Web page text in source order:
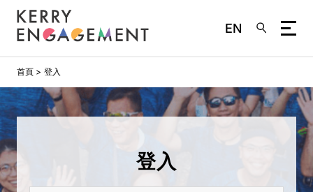
主
內
容
EN
首頁 登入
登入